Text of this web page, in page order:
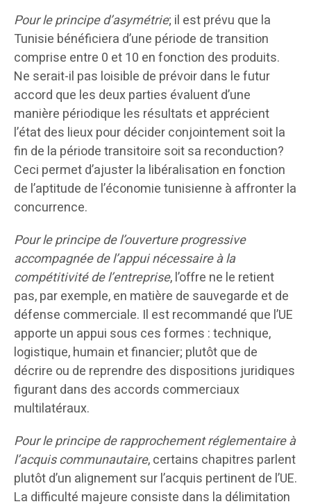
Pour le principe d’asymétrie; il est prévu que la
Tunisie bénéficiera d’une période de transition
comprise entre 0 et 10 en fonction des produits.
Ne serait-il pas loisible de prévoir dans le futur
accord que les deux parties évaluent d’une
manière périodique les résultats et apprécient
l’état des lieux pour décider conjointement soit la
fin de la période transitoire soit sa reconduction?
Ceci permet d’ajuster la libéralisation en fonction
de l’aptitude de l’économie tunisienne à affronter la
concurrence.
Pour le principe de l’ouverture progressive
accompagnée de l’appui nécessaire à la
compétitivité de l’entreprise, l’offre ne le retient
pas, par exemple, en matière de sauvegarde et de
défense commerciale. Il est recommandé que l’UE
apporte un appui sous ces formes : technique,
logistique, humain et financier; plutôt que de
décrire ou de reprendre des dispositions juridiques
figurant dans des accords commerciaux
multilatéraux.
Pour le principe de rapprochement réglementaire à
l’acquis communautaire, certains chapitres parlent
plutôt d’un alignement sur l’acquis pertinent de l’UE.
La difficulté majeure consiste dans la délimitation